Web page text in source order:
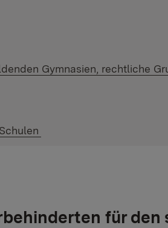
Gymnasien, rechtliche
für den